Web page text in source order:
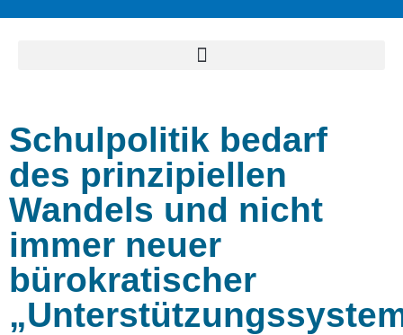
Schulpolitik bedarf
des prinzipiellen
Wandels und nicht
immer neuer
bürokratischer